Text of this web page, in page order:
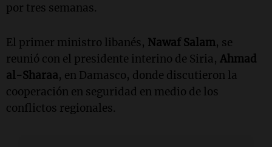
por tres semanas.
El primer ministro libanés, Nawaf Salam, se
reunió con el presidente interino de Siria, Ahmad
al-Sharaa, en Damasco, donde discutieron la
cooperación en seguridad en medio de los
conflictos regionales.